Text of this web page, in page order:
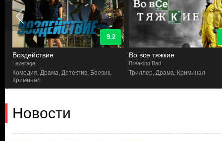
9.2
Воздействие
Leverage
Комедия, Драма, Детектив, Боевик,
Криминал
Во все тяжкие
Breaking Bad
Триллер, Драма, Криминал
Новости